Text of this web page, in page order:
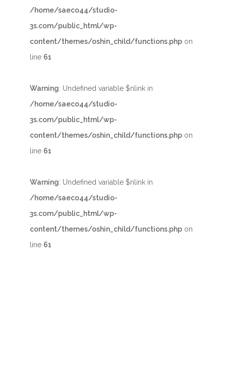
/home/saeco44/studio-
3s.com/public_html/wp-
content/themes/oshin_child/functions.php on
line 61
Warning: Undefined variable $nlink in
/home/saeco44/studio-
3s.com/public_html/wp-
content/themes/oshin_child/functions.php on
line 61
Warning: Undefined variable $nlink in
/home/saeco44/studio-
3s.com/public_html/wp-
content/themes/oshin_child/functions.php on
line 61